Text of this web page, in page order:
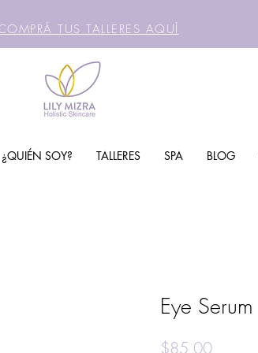
TUS TALLERES AQUÍ
¿QUIÉN SOY? TALLERES SPA BLOG
Eye Serum
$85,00Price